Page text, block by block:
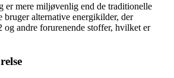
er mere miljøvenlig end de traditionelle
bruger alternative energikilder, der
og andre forurenende stoffer, hvilket er